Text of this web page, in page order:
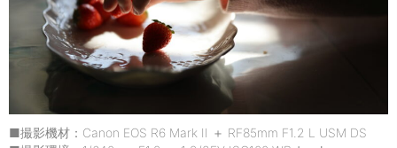
■撮影機材：Canon EOS R6 Mark II ＋ RF85mm F1.2 L USM DS